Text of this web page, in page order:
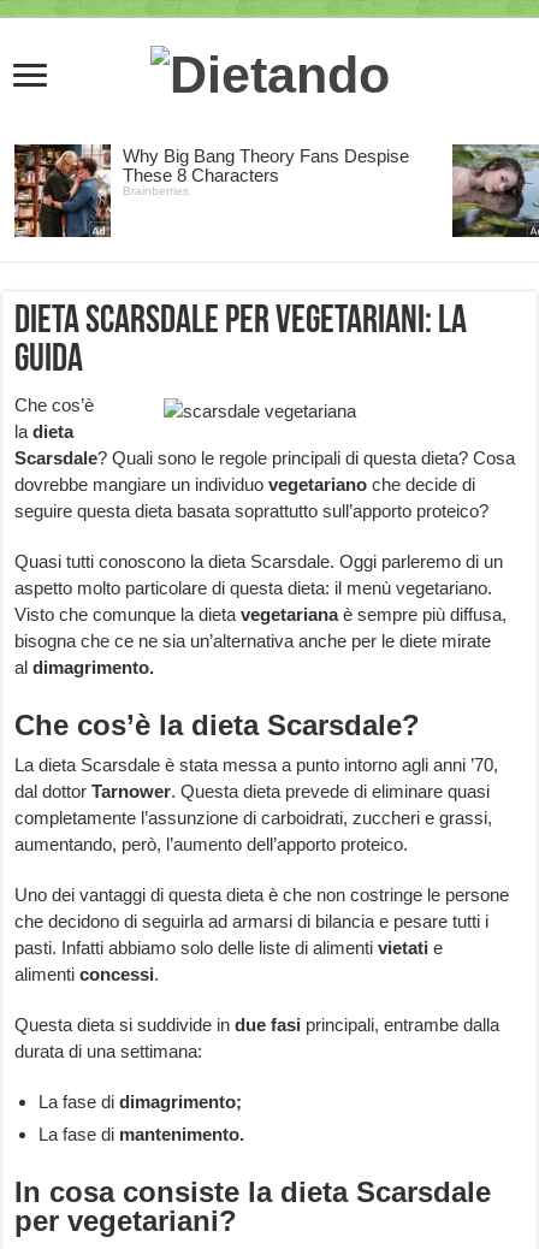
Dieta Scarsdale per vegetariani: la
guida
Che cos’è
ladieta
Scarsdale? Quali sono le regole principali di questa dieta? Cosa
dovrebbe mangiare un individuovegetariano che decide di
seguire questa dieta basata soprattutto sull’apporto proteico?
Quasi tutti conoscono la dieta Scarsdale. Oggi parleremo di un
aspetto molto particolare di questa dieta: il menù vegetariano.
Visto che comunque la dietavegetarianaè sempre più diffusa,
bisogna che ce ne sia un’alternativa anche per le diete mirate
aldimagrimento.
Che cos’è la dieta Scarsdale?
La dieta Scarsdale è stata messa a punto intorno agli anni ’70,
dal dottorTarnower. Questa dieta prevede di eliminare quasi
completamente l’assunzione di carboidrati, zuccheri e grassi,
aumentando, però, l’aumento dell’apporto proteico.
Uno dei vantaggi di questa dieta è che non costringe le persone
che decidono di seguirla ad armarsi di bilancia e pesare tutti i
pasti. Infatti abbiamo solo delle liste di alimentivietati e
alimenticoncessi.
Questa dieta si suddivide indue fasi principali, entrambe dalla
durata di una settimana:
La fase didimagrimento;
La fase di mantenimento.
In cosa consiste la dieta Scarsdale
per vegetariani?